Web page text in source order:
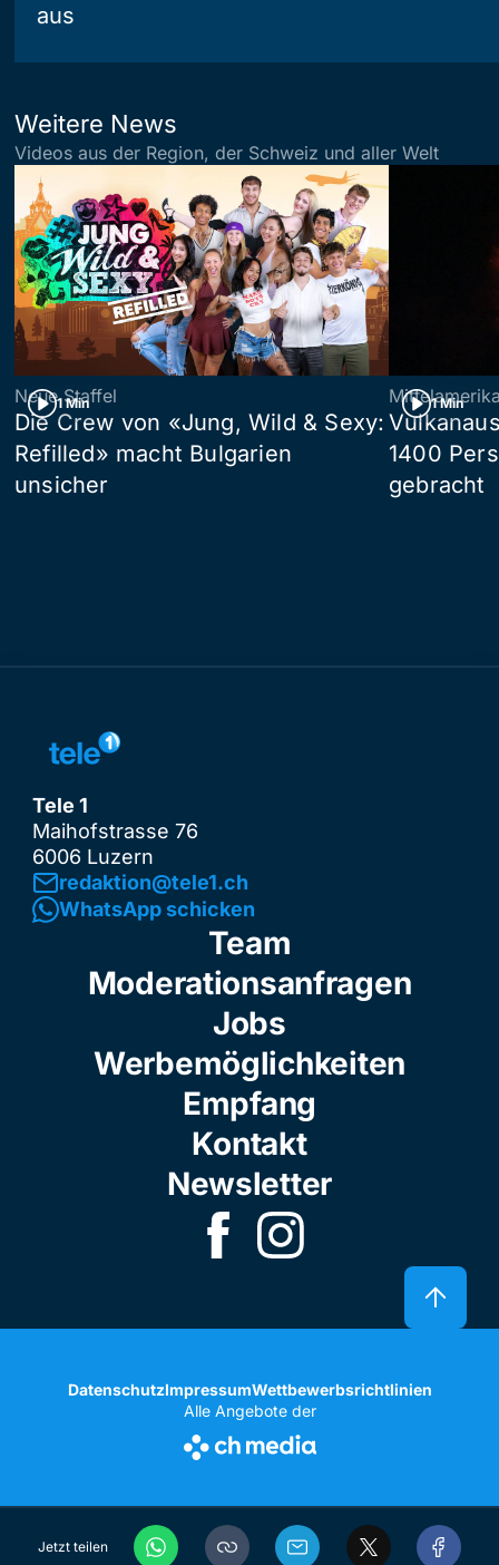
Jetzt teilen
aus
Weitere News
Videos aus der Region, der Schweiz und aller Welt
1 Min
Neue Staffel
Die Crew von «Jung, Wild & Sexy:
Refilled» macht Bulgarien
unsicher
1 Min
1400
gebracht
Tele 1
Maihofstrasse 76
6006 Luzern
redaktion@tele1.ch
WhatsApp schicken
Team
Moderationsanfragen
Jobs
Werbemöglichkeiten
Empfang
Kontakt
Newsletter
DatenschutzImpressumWettbewerbsrichtlinien
Alle Angebote der